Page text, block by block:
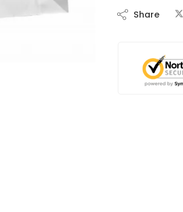
Share